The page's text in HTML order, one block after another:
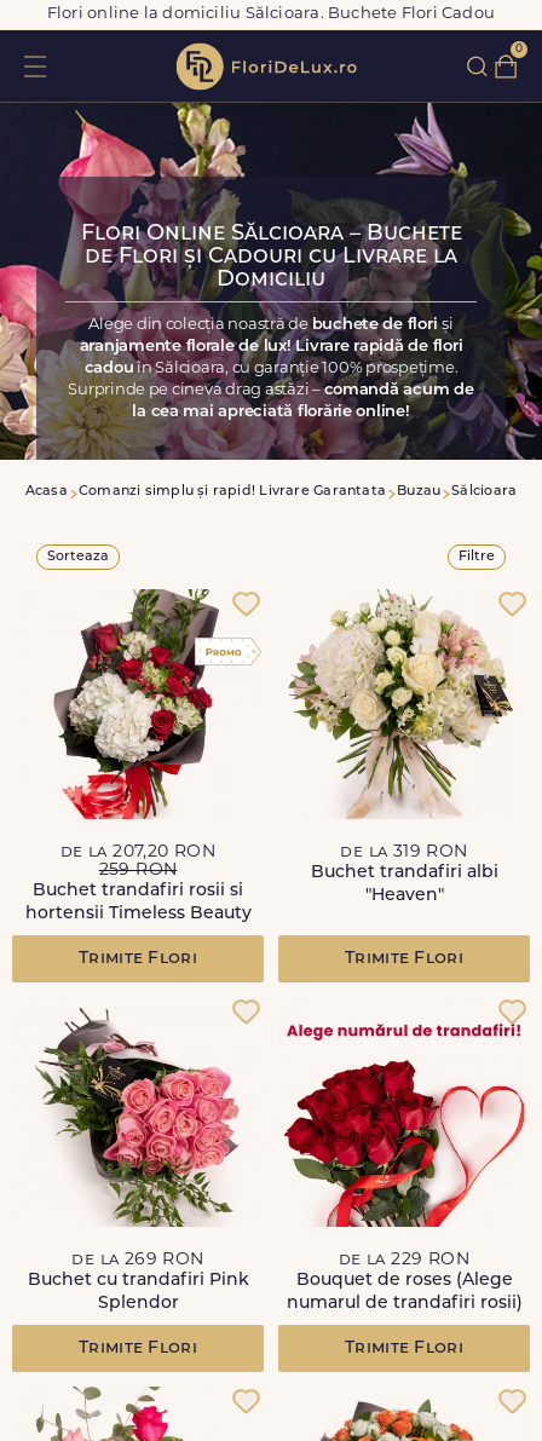
Flori online la domiciliu Sălcioara. Buchete Flori Cadou
0
Flori Online Sălcioara – Buchete
de Flori și Cadouri cu Livrare la
Domiciliu
Alege din colecția noastră de buchete de floriși
aranjamente florale de lux! Livrare rapidă de flori
cadouîn Sălcioara, cu garanție 100% prospețime.
Surprinde pe cineva drag astăzi –comandă acum de
la cea mai apreciată florărie online!
Acasa Comanzi simplu și rapid! Livrare Garantata Buzau Sălcioara
Sorteaza Filtre
de la 207,20 RON
259 RON
Buchet trandafiri rosii si
hortensii Timeless Beauty
Trimite Flori
de la 319 RON
Buchet trandafiri albi
"Heaven"
Trimite Flori
de la 269 RON
Buchet cu trandafiri Pink
Splendor
Trimite Flori
de la 229 RON
Bouquet de roses (Alege
numarul de trandafiri rosii)
Trimite Flori